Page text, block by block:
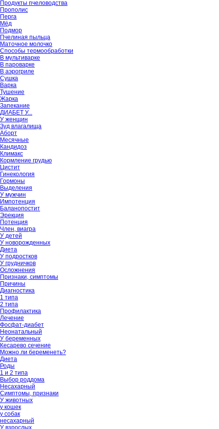
Продукты пчеловодства
Прополис
Перга
Мёд
Подмор
Пчелиная пыльца
Маточное молочко
Способы термообработки
В мультиварке
В пароварке
В аэрогриле
Сушка
Варка
Тушение
Жарка
Запекание
ДИАБЕТ У...
У женщин
Зуд влагалища
Аборт
Месячные
Кандидоз
Климакс
Кормление грудью
Цистит
Гинекология
Гормоны
Выделения
У мужчин
Импотенция
Баланопостит
Эрекция
Потенция
Член, виагра
У детей
У новорожденных
Диета
У подростков
У грудничков
Осложнения
Признаки, симптомы
Причины
Диагностика
1 типа
2 типа
Профилактика
Лечение
Фосфат-диабет
Неонатальный
У беременных
Кесарево сечение
Можно ли беременеть?
Диета
Роды
1 и 2 типа
Выбор роддома
Несахарный
Симптомы, признаки
У животных
у кошек
у собак
несахарный
У взрослых